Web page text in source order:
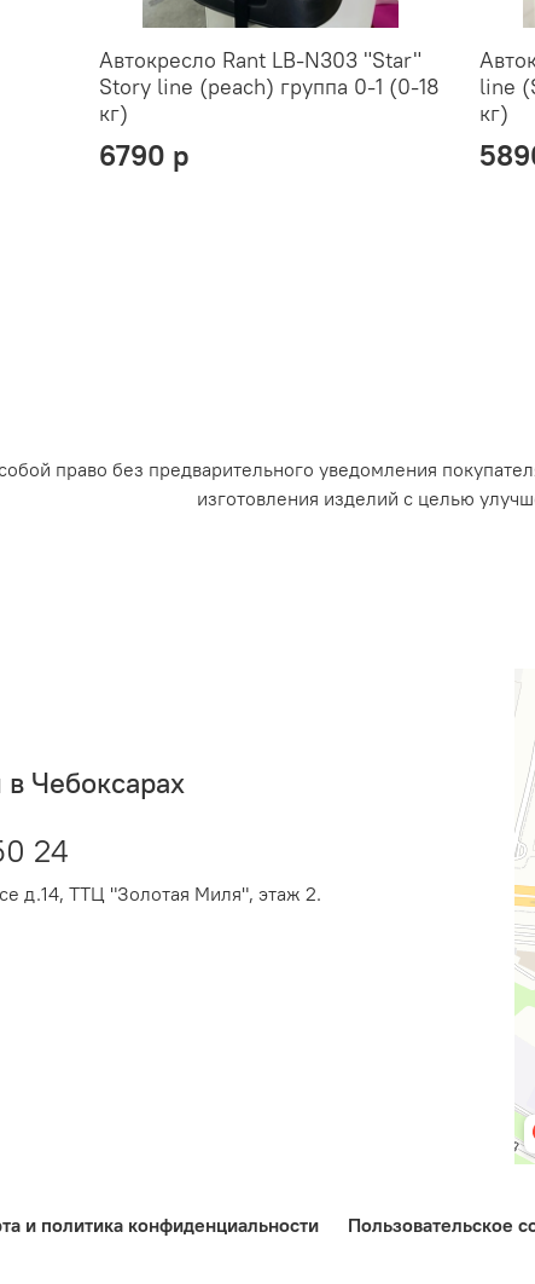
Автокресло Rant LB-N303 "Star"
Story line (peach) группа 0-1 (0-18
кг)
6790 р
line
кг)
право без предварительного уведомления
изготовления изделий с целью
Чебоксарах
24
д.14, ТТЦ "Золотая Миля", этаж 2.
и политика конфиденциальности Пользовательское